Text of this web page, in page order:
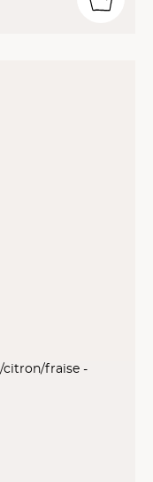
citron/fraise -